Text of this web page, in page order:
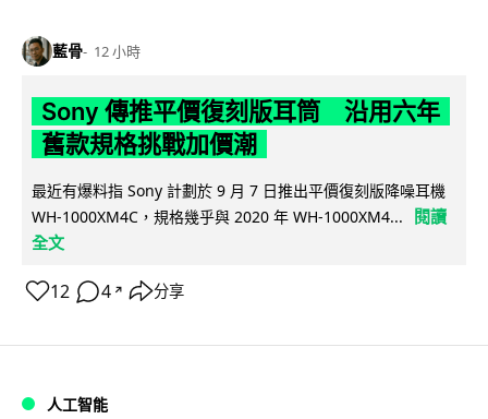
藍骨 12 小時
Sony 傳推平價復刻版耳筒 沿用六年
舊款規格挑戰加價潮
最近有爆料指 Sony 計劃於 9 月 7 日推出平價復刻版降噪耳機
WH-1000XM4C，規格幾乎與 2020 年 WH-1000XM4...
閱讀
全文
12 4 ↗ 分享
人工智能